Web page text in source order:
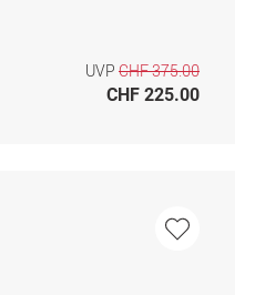
UVP CHF 375.00
CHF 225.00